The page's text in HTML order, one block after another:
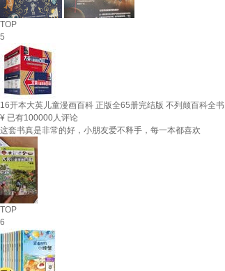
TOP
5
16开本大英儿童漫画百科 正版全65册完结版 不列颠百科全
¥ 已有100000人评论
这套书真是非常的好，小朋友爱不释手，每一本都喜欢
TOP
6